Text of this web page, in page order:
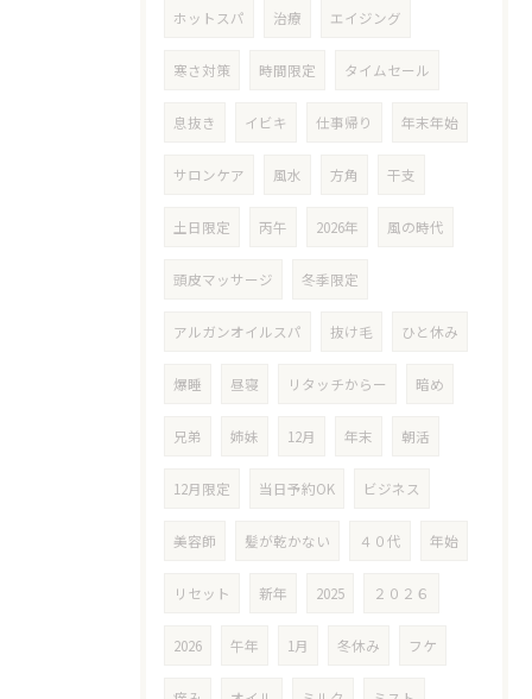
ホットスパ 治療 エイジング
寒さ対策 時間限定 タイムセール
息抜き イビキ 仕事帰り 年末年始
サロンケア 風水 方角 干支
土日限定 丙午 2026年 風の時代
頭皮マッサージ 冬季限定
アルガンオイルスパ 抜け毛 ひと休み
爆睡 昼寝 リタッチからー 暗め
兄弟 姉妹 12月 年末 朝活
12月限定 当日予約OK ビジネス
美容師 髪が乾かない ４０代 年始
リセット 新年 2025 ２０２６
2026 午年 1月 冬休み フケ